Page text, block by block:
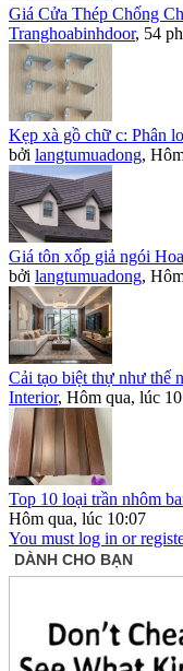
Giá Cửa Thép Chống
Tranghoabinhdoor, 54
Kẹp xà gồ chữ c: Phân
bởi langtumuadong,
Giá tôn xốp giả ngói
bởi langtumuadong,
Cải tạo biệt thự như thế
Interior, Hôm qua, lúc
Top 10 loại trần nhôm
Hôm qua, lúc 10:07
You must log in or